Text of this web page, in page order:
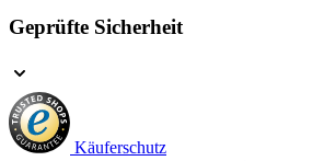
Geprüfte Sicherheit
Käuferschutz